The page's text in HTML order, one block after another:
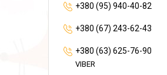
+380 (95) 940-40-82
+380 (67) 243-62-43
+380 (63) 625-76-90
VIBER